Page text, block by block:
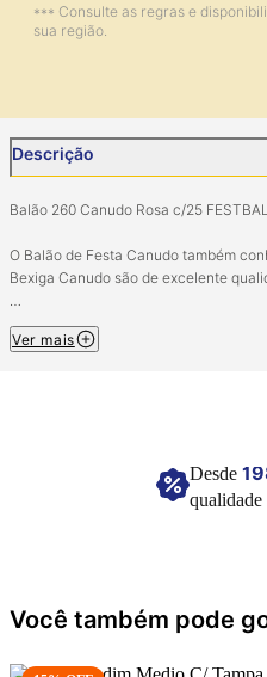
*** Consulte as regras e
sua região.
Descrição
Balão 260 Canudo Rosa c/25
O Balão de Festa Canudo também
Bexiga Canudo são de excelente
Composição: Látex, corantes e outros.
Contém 25 unidades.
Ver mais
Desde
qualidade
Você também pode